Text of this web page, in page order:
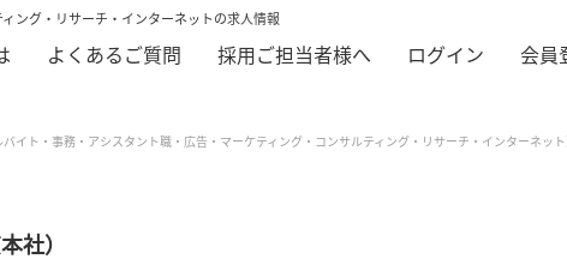
ング・リサーチ・インターネットの求人情報
よくあるご質問 採用ご担当者様へ ログイン 会員
イト・事務・アシスタント職・広告・マーケティング・コンサルティング・リサーチ・インターネッ
社）